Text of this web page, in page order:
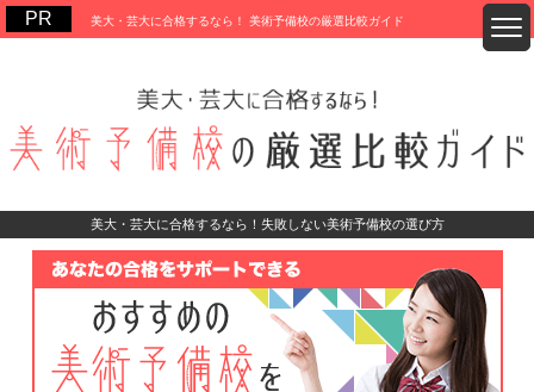
美大・芸大に合格するなら！ 美術予備校の厳選比較ガイド
美大・芸大に合格するなら！失敗しない美術予備校の選び方